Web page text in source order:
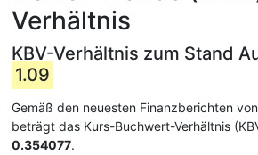
Verhältnis
KBV-Verhältnis zum Stand
1.09
Gemäß den neuesten Finanzberichten von
beträgt das Kurs-Buchwert-Verhältnis
0.354077.